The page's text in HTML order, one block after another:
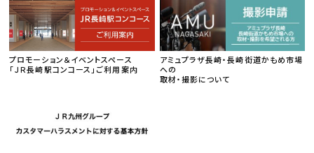
プロモーション＆イベントスペース
「ＪＲ長崎駅コンコース」ご利用案内
アミュプラザ長崎・長崎街道かもめ市場
への
取材・撮影について